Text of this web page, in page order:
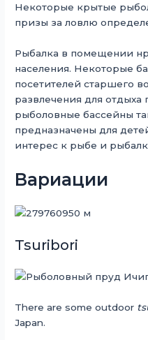
Некоторые крытые
призы за ловлю
Рыбалка в помещении
населения. Некоторые
посетителей старшего
развлечения для
рыболовные бассейны
предназначены для
интерес к рыбе и
Вариации
Tsuribori
There are some outdoor
Japan.